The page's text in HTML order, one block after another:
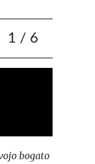
1 / 6
bogato